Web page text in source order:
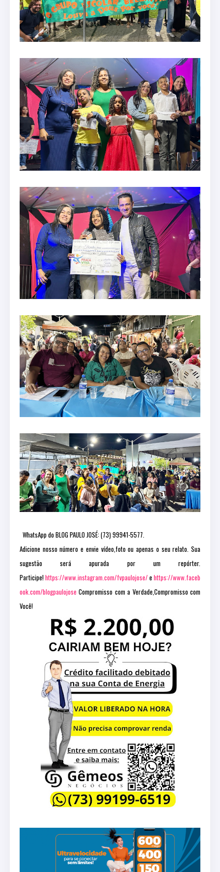
WhatsApp do BLOG PAULO JOSÉ: (73) 99941-5577.
Adicione nosso número e envie vídeo,foto ou apenas o seu relato. Sua
sugestão será apurada por um repórter.
Participe!https://www.instagram.com/fvpaulojose/e https://www.faceb
ook.com/blogpaulojose Compromisso com a Verdade,Compromisso com
Você!